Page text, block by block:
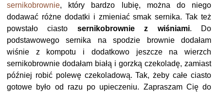
sernikobrownie, który bardzo lubię, można do niego
dodawać różne dodatki i zmieniać smak sernika. Tak też
powstało ciasto sernikobrownie z wiśniami. Do
podstawowego sernika na spodzie brownie dodałam
wiśnie z kompotu i dodatkowo jeszcze na wierzch
sernikobrownie dodałam białą i gorzką czekoladę, zamiast
później robić polewę czekoladową. Tak, żeby całe ciasto
gotowe było od razu po upieczeniu. Zapraszam Cię do